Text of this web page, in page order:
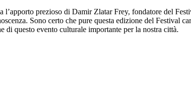
l’apporto prezioso di Damir Zlatar Frey, fondatore del
Sono certo che pure questa edizione del Festival
questo evento culturale importante per la nostra città.